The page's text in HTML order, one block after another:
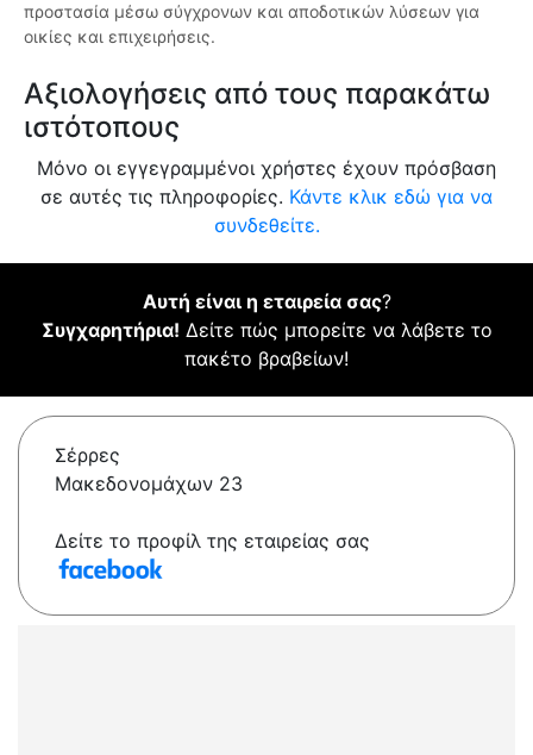
προστασία μέσω σύγχρονων και αποδοτικών λύσεων για
οικίες και επιχειρήσεις.
Αξιολογήσεις από τους παρακάτω
ιστότοπους
Μόνο οι εγγεγραμμένοι χρήστες έχουν πρόσβαση
σε αυτές τις πληροφορίες. Κάντε κλικ εδώ για να
συνδεθείτε.
Αυτή είναι η εταιρεία σας?
Συγχαρητήρια! Δείτε πώς μπορείτε να λάβετε το
πακέτο βραβείων!
Σέρρες
Μακεδονομάχων 23
Δείτε το προφίλ της εταιρείας σας